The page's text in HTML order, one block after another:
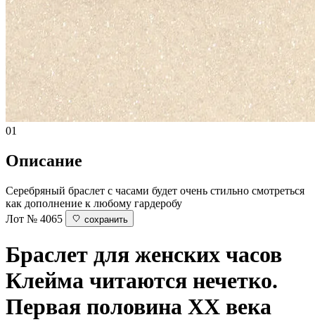
01
Описание
Серебряный браслет с часами будет очень стильно смотреться
как дополнение к любому гардеробу
Лот № 4065
сохранить
Браслет для женских часов
Клейма читаются нечетко.
Первая половина ХХ века